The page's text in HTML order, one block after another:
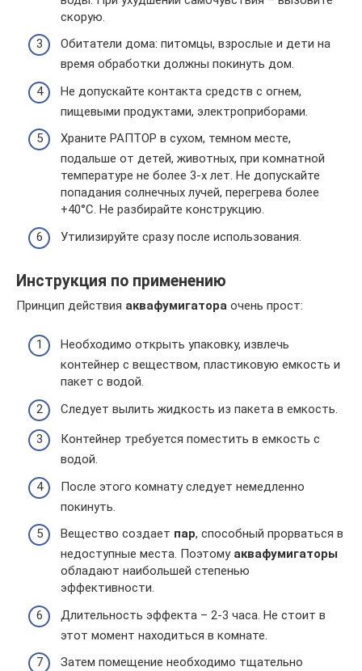
скорую.
Обитатели дома: питомцы, взрослые и дети на
время обработки должны покинуть дом.
Не допускайте контакта средств с огнем,
пищевыми продуктами, электроприборами.
Храните РАПТОР в сухом, темном месте,
подальше от детей, животных, при комнатной
температуре не более 3-х лет. Не допускайте
попадания солнечных лучей, перегрева более
+40°С. Не разбирайте конструкцию.
Утилизируйте сразу после использования.
Инструкция по применению
Принцип действия аквафумигатора очень прост:
Необходимо открыть упаковку, извлечь
контейнер с веществом, пластиковую емкость и
пакет с водой.
Следует вылить жидкость из пакета в емкость.
Контейнер требуется поместить в емкость с
водой.
После этого комнату следует немедленно
покинуть.
Вещество создает пар, способный прорваться в
недоступные места. Поэтому аквафумигаторы
обладают наибольшей степенью
эффективности.
Длительность эффекта – 2-3 часа. Не стоит в
этот момент находиться в комнате.
Затем помещение необходимо тщательно